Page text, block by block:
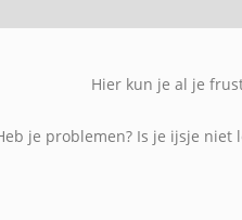
Hier kun je al je
je problemen? Is je ijsje